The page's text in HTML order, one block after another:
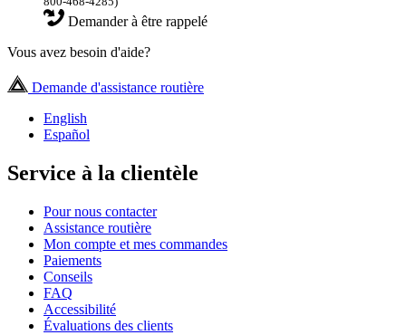
Demander à être rappelé
Vous avez besoin d'aide?
Demande d'assistance routière
English
Español
Service à la clientèle
Pour nous contacter
Assistance routière
Mon compte et mes commandes
Paiements
Conseils
FAQ
Accessibilité
Évaluations des clients